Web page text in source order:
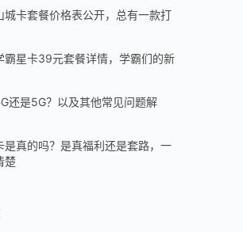
城卡套餐价格表公开，总有一款打
霸星卡39元套餐详情，学霸们的新
还是5G？以及其他常见问题解
是真的吗？是真福利还是套路，一
楚